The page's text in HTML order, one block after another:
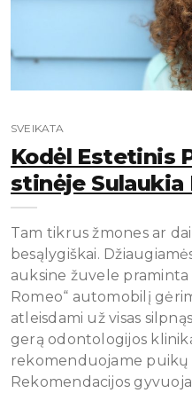
SVEIKATA
Kodėl Estetinis
Stinėje
Tam tikrus žmones ar
besąlygiškai.
auksine žuvele praminta
Romeo“ automobilį
atleisdami už visas
gerą odontologijos
rekomenduojame puikų
Rekomendacijos